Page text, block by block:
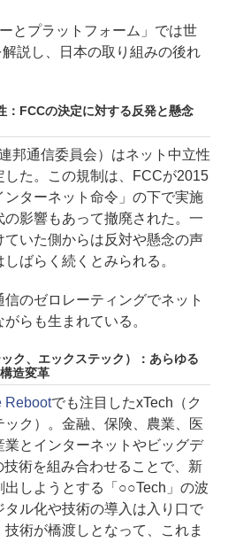
プラットフォーム」では世
説し、日本の取り組みの後れ
：FCCの決定に対する反発と懸念
邦通信委員会）はネット中立性
た。この規制は、FCCが2015
ターネット命令」の下で実施
影響もあって撤廃された。一
いた側からは反対や懸念の声
ばらく続くとみられる。
のゼロレーティングでネット
らも生まれている。
ク、エックステック）：あらゆる
造変革
Rebootでも注目したxTech（ク
ック）。金融、保険、農業、医
とインターネットやビッグデ
術を組み合わせることで、新
しようとする「○○Tech」の波
ル化や技術の導入は入り口で
術が橋渡しとなって、これま